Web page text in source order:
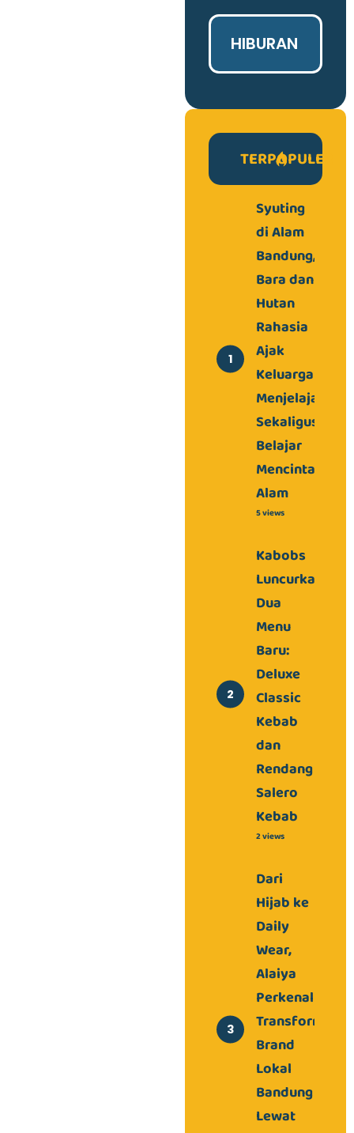
HIBURAN
TERPOPULER
Syuting
di Alam
Bandung,
Bara dan
Hutan
Rahasia
Ajak
Keluarga
Menjelajah
Sekaligus
Belajar
Mencintai
Alam
5 views
Kabobs
Luncurkan
Dua
Menu
Baru:
Deluxe
Classic
Kebab
dan
Rendang
Salero
Kebab
2 views
Dari
Hijab ke
Daily
Wear,
Alaiya
Perkenalkan
Transformasi
Brand
Lokal
Bandung
Lewat